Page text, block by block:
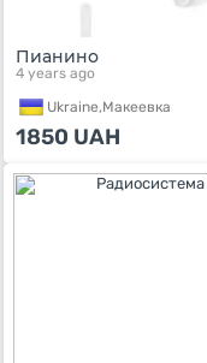
Пианино
4 years ago
Ukraine,Макеевка
1850 UAH